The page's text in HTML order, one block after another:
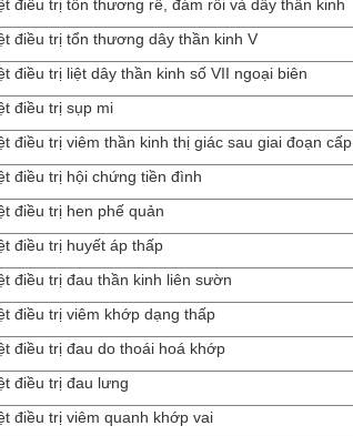
điều trị tổn thương rễ, đám rối và dây thần kinh
điều trị tổn thương dây thần kinh V
điều trị liệt dây thần kinh số VII ngoại biên
điều trị sụp mi
điều trị viêm thần kinh thị giác sau giai đoạn cấp
điều trị hội chứng tiền đình
điều trị hen phế quản
điều trị huyết áp thấp
điều trị đau thần kinh liên sườn
điều trị viêm khớp dạng thấp
điều trị đau do thoái hoá khớp
điều trị đau lưng
điều trị viêm quanh khớp vai